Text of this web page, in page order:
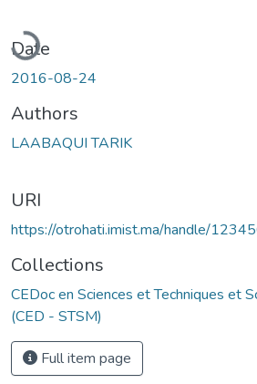
Date
2016-08-24
Authors
LAABAQUI TARIK
URI
https://otrohati.imist.ma/handle/
Collections
CEDoc en Sciences et Techniques et
(CED - STSM)
Full item page